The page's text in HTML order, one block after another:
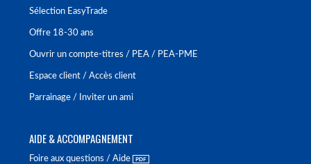
Sélection EasyTrade
Offre 18-30 ans
Ouvrir un compte-titres / PEA / PEA-PME
Espace client / Accès client
Parrainage / Inviter un ami
AIDE & ACCOMPAGNEMENT
Foire aux questions / Aide